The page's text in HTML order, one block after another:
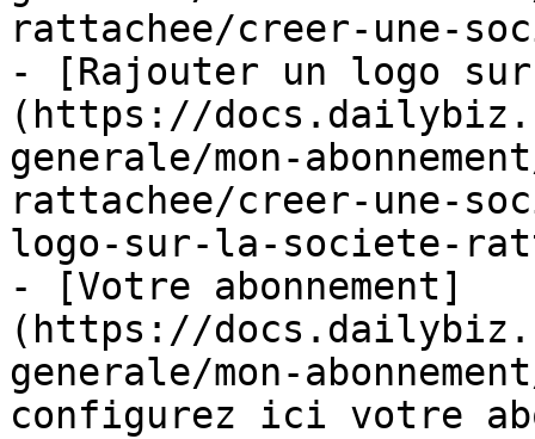
rattachee/creer-une-
- [Rajouter un logo
(https://
generale/mon-
rattachee/creer-une-
logo-sur-la-societe-
- [Votre abonnement]
(https://
generale/mon-
configurez ici votre